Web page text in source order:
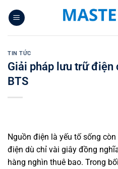
qua
TIN TỨC
Giải pháp lưu trữ điện
BTS
Nguồn điện là yếu tố sống
điện dù chỉ vài giây đồng
hàng nghìn thuê bao. Trong